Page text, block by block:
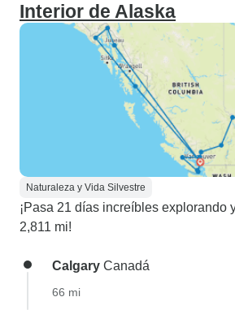
Interior de Alaska
Naturaleza y Vida Silvestre
¡Pasa 21 días increíbles explorando
2,811 mi!
Calgary Canadá
66 mi